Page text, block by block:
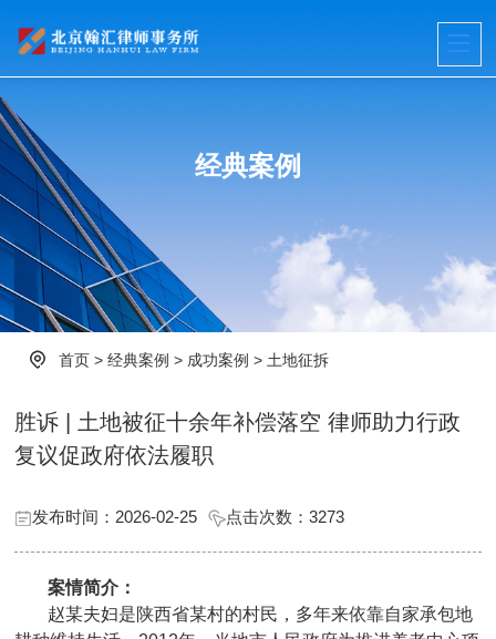
经典案例
首页 >经典案例 > 成功案例 > 土地征拆
胜诉 | 土地被征十余年补偿落空 律师助力行政
复议促政府依法履职
发布时间：2026-02-25 点击次数：3273
案情简介：
赵某夫妇是陕西省某村的村民，多年来依靠自家承包地